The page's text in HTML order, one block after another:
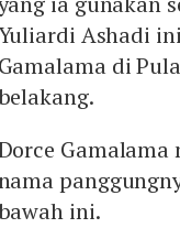
Ashadi
Gamalama di
ini.